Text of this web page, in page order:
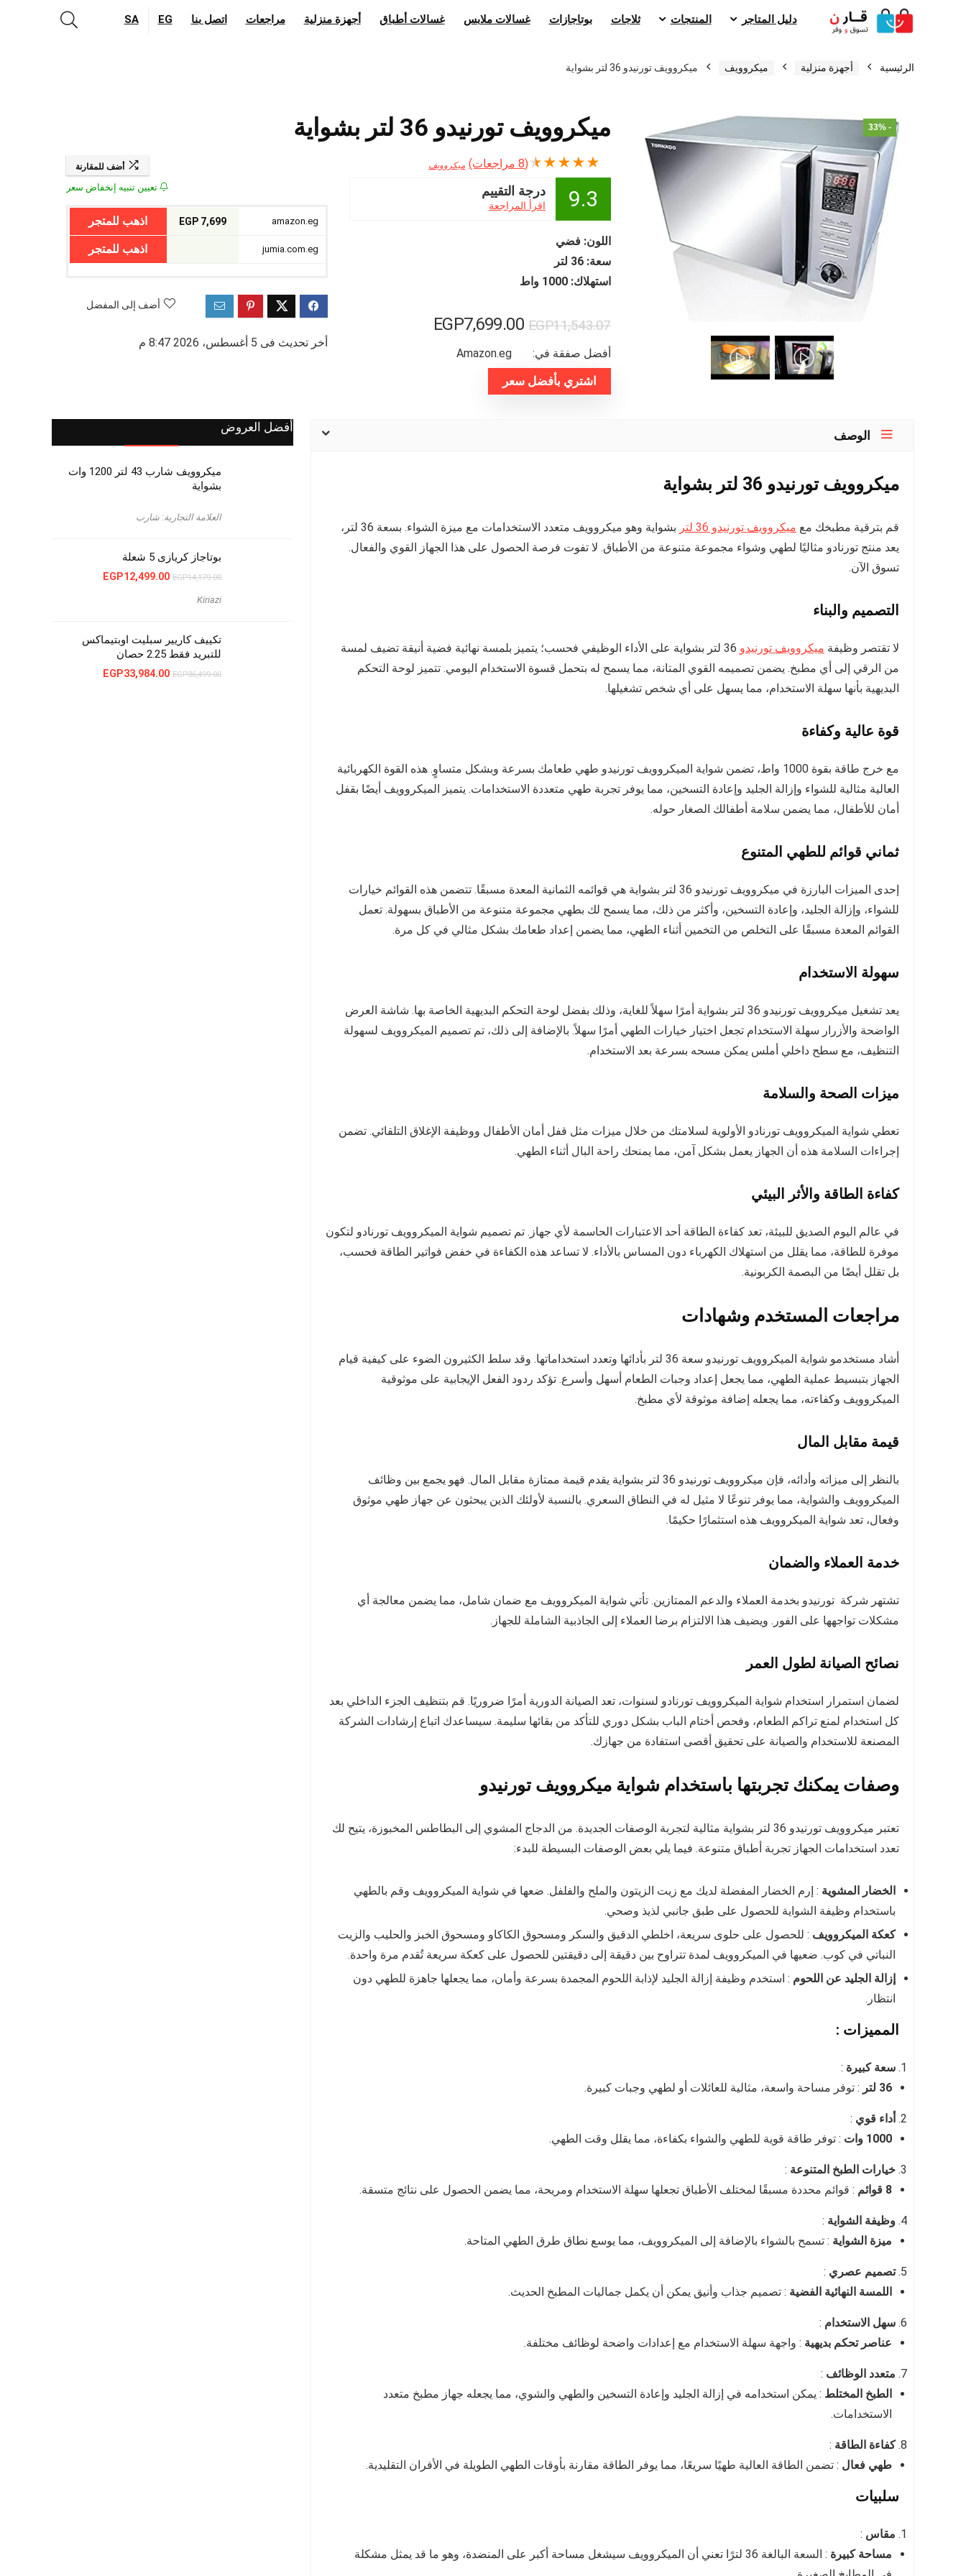
دليل المتاجر المنتجات ثلاجات بوتاجازات غسالات ملابس غسالات أطباق أجهزة منزلية مراجعات اتصل بنا EG
SA
الرئيسية أجهزة منزلية ميكروويف ميكروويف تورنيدو 36 لتر بشواية
- 33% ميكروويف تورنيدو 36 لتر بشواية
★
★
★
★
★
(
8 مراجعات) ميكروويف أضف للمقارنة
9.3 درجة التقييم
اقرأ المراجعة
اللون: فضي
سعة: 36 لتر
استهلاك: 1000 واط
EGP11,543.07
السعر
هو:
EGP11,543.07.
EGP7,699.00
أفضل صفقة في: amazon.eg
اشتري بأفضل سعر
تعيين تنبيه إنخفاض سعر
7,699 EGP اذهب للمتجر
اذهب للمتجر
أضف إلى المفضل
أخر تحديث فى 5 أغسطس، 2026 8:47 م
الوصف
ميكروويف تورنيدو 36 لتر بشواية
قم بترقية مطبخك مع ميكروويف تورنيدو 36 لتر
بشواية وهو ميكروويف متعدد الاستخدامات مع ميزة الشواء. بسعة 36 لتر،
يعد منتج تورنادو مثاليًا لطهي وشواء مجموعة متنوعة من الأطباق. لا تفوت فرصة الحصول على هذا الجهاز القوي والفعال.
تسوق الآن.
التصميم والبناء
لا تقتصر وظيفة ميكروويف تورنيدو
36 لتر بشواية على الأداء الوظيفي فحسب؛ يتميز بلمسة نهائية فضية أنيقة تضيف لمسة
من الرقي إلى أي مطبخ. يضمن تصميمه القوي المتانة، مما يسمح له بتحمل قسوة الاستخدام اليومي. تتميز لوحة التحكم
البديهية بأنها سهلة الاستخدام، مما يسهل على أي شخص تشغيلها.
قوة عالية وكفاءة
مع خرج طاقة بقوة 1000 واط، تضمن شواية الميكروويف تورنيدو طهي طعامك بسرعة وبشكل متساوٍ. هذه القوة الكهربائية
العالية مثالية للشواء وإزالة الجليد وإعادة التسخين، مما يوفر تجربة طهي متعددة الاستخدامات. يتميز الميكروويف أيضًا بقفل
أمان للأطفال، مما يضمن سلامة أطفالك الصغار حوله.
ثماني قوائم للطهي المتنوع
إحدى الميزات البارزة في ميكروويف تورنيدو 36 لتر بشواية هي قوائمه الثمانية المعدة مسبقًا. تتضمن هذه القوائم خيارات
للشواء، وإزالة الجليد، وإعادة التسخين، وأكثر من ذلك، مما يسمح لك بطهي مجموعة متنوعة من الأطباق بسهولة. تعمل
القوائم المعدة مسبقًا على التخلص من التخمين أثناء الطهي، مما يضمن إعداد طعامك بشكل مثالي في كل مرة.
سهولة الاستخدام
يعد تشغيل ميكروويف تورنيدو 36 لتر بشواية أمرًا سهلاً للغاية، وذلك بفضل لوحة التحكم البديهية الخاصة بها. شاشة العرض
الواضحة والأزرار سهلة الاستخدام تجعل اختيار خيارات الطهي أمرًا سهلاً. بالإضافة إلى ذلك، تم تصميم الميكروويف لسهولة
التنظيف، مع سطح داخلي أملس يمكن مسحه بسرعة بعد الاستخدام.
ميزات الصحة والسلامة
تعطي شواية الميكروويف تورنادو الأولوية لسلامتك من خلال ميزات مثل قفل أمان الأطفال ووظيفة الإغلاق التلقائي. تضمن
إجراءات السلامة هذه أن الجهاز يعمل بشكل آمن، مما يمنحك راحة البال أثناء الطهي.
كفاءة الطاقة والأثر البيئي
في عالم اليوم الصديق للبيئة، تعد كفاءة الطاقة أحد الاعتبارات الحاسمة لأي جهاز. تم تصميم شواية الميكروويف تورنادو لتكون
موفرة للطاقة، مما يقلل من استهلاك الكهرباء دون المساس بالأداء. لا تساعد هذه الكفاءة في خفض فواتير الطاقة فحسب،
بل تقلل أيضًا من البصمة الكربونية.
مراجعات المستخدم وشهادات
أشاد مستخدمو شواية الميكروويف تورنيدو سعة 36 لتر بأدائها وتعدد استخداماتها. وقد سلط الكثيرون الضوء على كيفية قيام
الجهاز بتبسيط عملية الطهي، مما يجعل إعداد وجبات الطعام أسهل وأسرع. تؤكد ردود الفعل الإيجابية على موثوقية
الميكروويف وكفاءته، مما يجعله إضافة موثوقة لأي مطبخ.
قيمة مقابل المال
بالنظر إلى ميزاته وأدائه، فإن ميكروويف تورنيدو 36 لتر بشواية يقدم قيمة ممتازة مقابل المال. فهو يجمع بين وظائف
الميكروويف والشواية، مما يوفر تنوعًا لا مثيل له في النطاق السعري. بالنسبة لأولئك الذين يبحثون عن جهاز طهي موثوق
وفعال، تعد شواية الميكروويف هذه استثمارًا حكيمًا.
خدمة العملاء والضمان
تشتهر شركة تورنيدو بخدمة العملاء والدعم الممتازين. تأتي شواية الميكروويف مع ضمان شامل، مما يضمن معالجة أي
مشكلات تواجهها على الفور. ويضيف هذا الالتزام برضا العملاء إلى الجاذبية الشاملة للجهاز.
نصائح الصيانة لطول العمر
لضمان استمرار استخدام شواية الميكروويف تورنادو لسنوات، تعد الصيانة الدورية أمرًا ضروريًا. قم بتنظيف الجزء الداخلي بعد
كل استخدام لمنع تراكم الطعام، وفحص أختام الباب بشكل دوري للتأكد من بقائها سليمة. سيساعدك اتباع إرشادات الشركة
المصنعة للاستخدام والصيانة على تحقيق أقصى استفادة من جهازك.
وصفات يمكنك تجربتها باستخدام شواية ميكروويف تورنيدو
تعتبر ميكروويف تورنيدو 36 لتر بشواية مثالية لتجربة الوصفات الجديدة. من الدجاج المشوي إلى البطاطس المخبوزة، يتيح لك
تعدد استخدامات الجهاز تجربة أطباق متنوعة. فيما يلي بعض الوصفات البسيطة للبدء:
الخضار المشوية : إرم الخضار المفضلة لديك مع زيت الزيتون والملح والفلفل. ضعها في شواية الميكروويف وقم بالطهي
باستخدام وظيفة الشواية للحصول على طبق جانبي لذيذ وصحي.
كعكة الميكروويف : للحصول على حلوى سريعة، اخلطي الدقيق والسكر ومسحوق الكاكاو ومسحوق الخبز والحليب والزيت
النباتي في كوب. ضعيها في الميكروويف لمدة تتراوح بين دقيقة إلى دقيقتين للحصول على كعكة سريعة تُقدم مرة واحدة.
إزالة الجليد عن اللحوم : استخدم وظيفة إزالة الجليد لإذابة اللحوم المجمدة بسرعة وأمان، مما يجعلها جاهزة للطهي دون
انتظار.
المميزات :
سعة كبيرة :
36 لتر
: توفر مساحة واسعة، مثالية للعائلات أو لطهي وجبات كبيرة.
أداء قوي :
1000 وات
: توفر طاقة قوية للطهي والشواء بكفاءة، مما يقلل وقت الطهي.
خيارات الطبخ المتنوعة :
8 قوائم
: قوائم محددة مسبقًا لمختلف الأطباق تجعلها سهلة الاستخدام ومريحة، مما يضمن الحصول على نتائج متسقة.
وظيفة الشواية :
ميزة الشواية : تسمح بالشواء بالإضافة إلى الميكروويف، مما يوسع نطاق طرق الطهي المتاحة.
تصميم عصري :
اللمسة النهائية الفضية : تصميم جذاب وأنيق يمكن أن يكمل جماليات المطبخ الحديث.
سهل الاستخدام :
عناصر تحكم بديهية : واجهة سهلة الاستخدام مع إعدادات واضحة لوظائف مختلفة.
متعدد الوظائف :
الطبخ المختلط : يمكن استخدامه في إزالة الجليد وإعادة التسخين والطهي والشوي، مما يجعله جهاز مطبخ متعدد
الاستخدامات.
كفاءة الطاقة :
طهي فعال : تضمن الطاقة العالية طهيًا سريعًا، مما يوفر الطاقة مقارنة بأوقات الطهي الطويلة في الأفران التقليدية.
سلبيات
مقاس :
مساحة كبيرة
: السعة البالغة 36 لترًا تعني أن الميكروويف سيشغل مساحة أكبر على المنضدة، وهو ما قد يمثل مشكلة
أفضل العروض
ميكروويف شارب 43 لتر 1200 وات
بشواية
العلامة التجارية: شارب
بوتاجاز كريازى 5 شعلة
EGP14,179.00
السعر
EGP12,499.00
Kiriazi
تكييف كاريير سبليت اوبتيماكس
للتبريد فقط 2.25 حصان
EGP36,499.00
السعر
EGP33,984.00